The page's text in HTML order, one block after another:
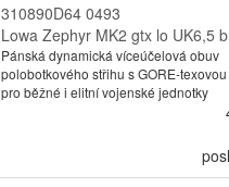
310890D64 0493
Lowa Zephyr MK2 gtx lo UK6,5
Pánská dynamická víceúčelová obuv
polobotkového střihu s GORE-
pro běžné i elitní vojenské jednotky